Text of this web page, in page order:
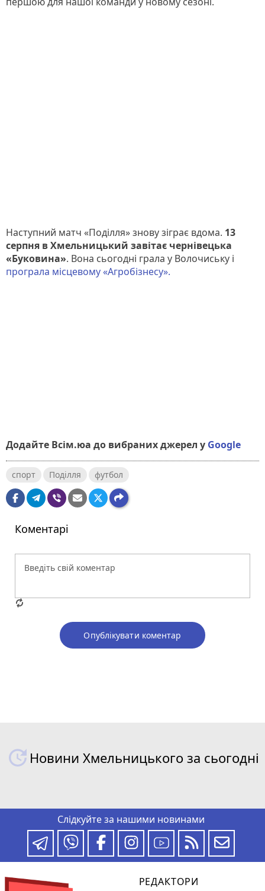
Наступний матч «Поділля» знову зіграє вдома. 13
серпня в Хмельницький завітає чернівецька
«Буковина». Вона сьогодні грала у Волочиську і
програла місцевому «Агробізнесу».
Додайте Всім.юа до вибраних джерел у Google
спорт Поділля футбол
Коментарі
Опублікувати коментар
Новини Хмельницького за сьогодні
Слідкуйте за нашими новинами
РЕДАКТОРИ